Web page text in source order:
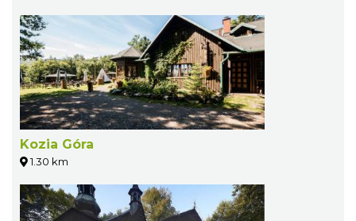
Kozia Góra
1.30 km